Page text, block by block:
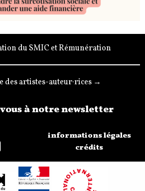
du SMIC et Rémunération
des artistes-auteur·rices →
à notre newsletter
informations légales
crédits